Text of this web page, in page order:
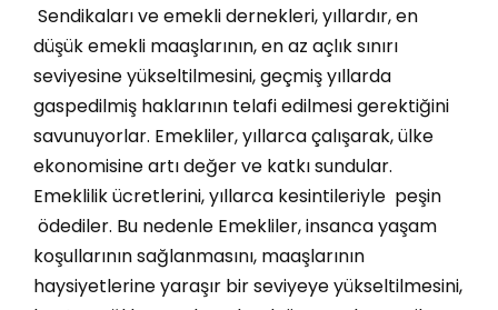
Sendikaları ve emekli dernekleri, yıllardır, en
düşük emekli maaşlarının, en az açlık sınırı
seviyesine yükseltilmesini, geçmiş yıllarda
gaspedilmiş haklarının telafi edilmesi gerektiğini
savunuyorlar. Emekliler, yıllarca çalışarak, ülke
ekonomisine artı değer ve katkı sundular.
Emeklilik ücretlerini, yıllarca kesintileriyle peşin
ödediler. Bu nedenle Emekliler, insanca yaşam
koşullarının sağlanmasını, maaşlarının
haysiyetlerine yaraşır bir seviyeye yükseltilmesini,